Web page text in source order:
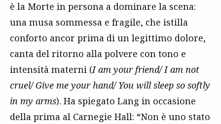
è la Morte in persona a dominare la scena:
una musa sommessa e fragile, che istilla
conforto ancor prima di un legittimo dolore,
canta del ritorno alla polvere con tono e
intensità materni (I am your friend/ I am not
cruel/ Give me your hand/ You will sleep so softly
in my arms). Ha spiegato Lang in occasione
della prima al Carnegie Hall: “Non è uno stato